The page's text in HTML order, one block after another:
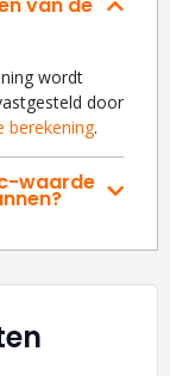
wordt
door
berekening.
waarde